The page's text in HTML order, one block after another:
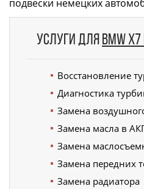
подвески немецких
Услуги дляBMW
Восстановление
Диагностика
Замена
Замена масла в
Замена
Замена передних
Замена радиатора